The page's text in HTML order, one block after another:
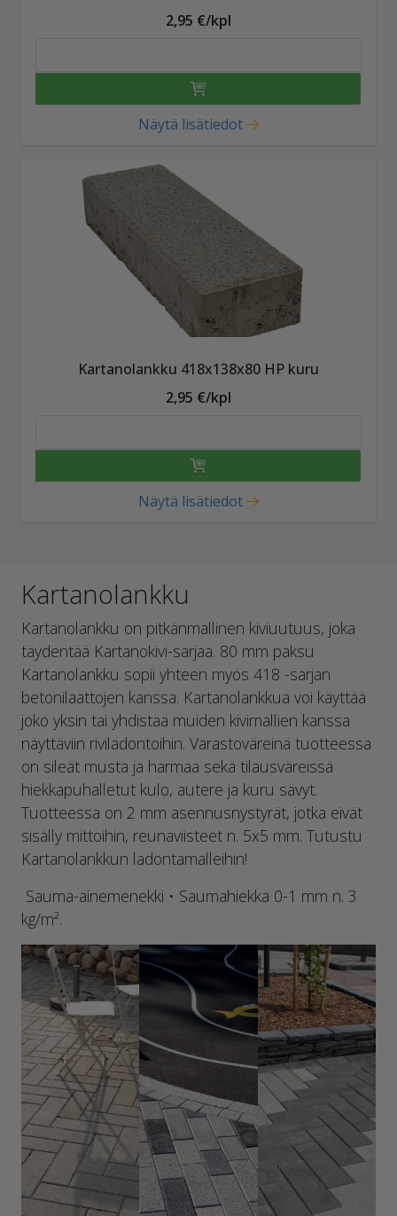
2,95 €/kpl
Näytä lisätiedot
Kartanolankku 418x138x80 HP kuru
2,95 €/kpl
Näytä lisätiedot
Kartanolankku
Kartanolankku on pitkänmallinen kiviuutuus, joka
täydentää Kartanokivi-sarjaa. 80 mm paksu
Kartanolankku sopii yhteen myös 418 -sarjan
betonilaattojen kanssa. Kartanolankkua voi käyttää
joko yksin tai yhdistää muiden kivimallien kanssa
näyttäviin riviladontoihin. Varastoväreinä tuotteessa
on sileät musta ja harmaa sekä tilausväreissä
hiekkapuhalletut kulo, autere ja kuru sävyt.
Tuotteessa on 2 mm asennusnystyrät, jotka eivät
sisälly mittoihin, reunaviisteet n. 5x5 mm. Tutustu
Kartanolankkun ladontamalleihin!
Sauma-ainemenekki • Saumahiekka 0-1 mm n. 3
kg/m².